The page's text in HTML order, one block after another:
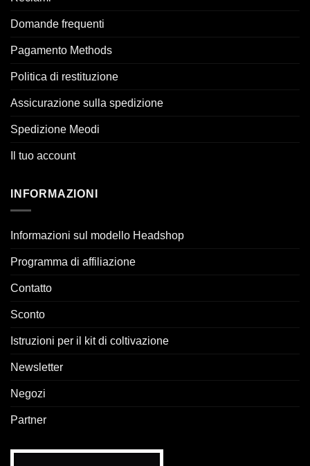
Domande frequenti
Pagamento Methods
Politica di restituzione
Assicurazione sulla spedizione
Spedizione Meodi
Il tuo account
INFORMAZIONI
Informazioni sul modello Headshop
Programma di affiliazione
Contatto
Sconto
Istruzioni per il kit di coltivazione
Newsletter
Negozi
Partner